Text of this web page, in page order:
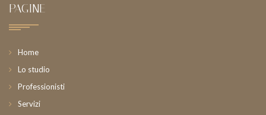
PAGINE
Home
Lo studio
Professionisti
Servizi